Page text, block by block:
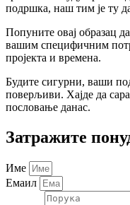
подршка, наш тим је ту
Попуните овај образац
вашим специфичним
пројекта и времена.
Будите сигурни, ваши
поверљиви. Хајде да
пословање данас.
Затражите
Име
Емаил